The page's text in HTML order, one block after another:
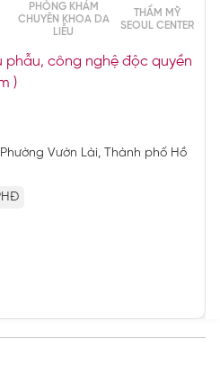
PHÒNG KHÁM
CHUYÊN KHOA DA
LIỄU
THẨM MỸ
SEOUL CENTER
phẫu, công nghệ độc quyền
)
Vườn Lài, Thành phố Hồ